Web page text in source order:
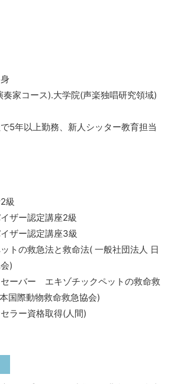
奏家コース).大学院(声楽独唱研究領域)
5年以上勤務、新人シッター教育担当
級
ザー認定講座2級
ザー認定講座3級
トの救急法と救命法( 一般社団法人 日
)
セーバー エキゾチックペットの救命救
国際動物救命救急協会)
ラー資格取得(人間)